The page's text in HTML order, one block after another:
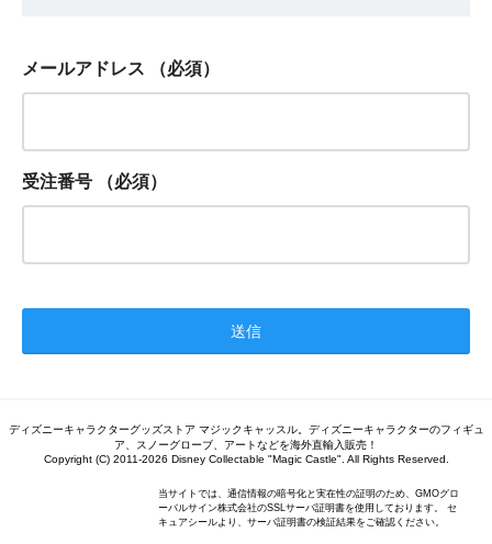
メールアドレス （必須）
受注番号 （必須）
ディズニーキャラクターグッズストア マジックキャッスル。ディズニーキャラクターのフィギュ
ア、スノーグローブ、アートなどを海外直輸入販売！
Copyright (C) 2011-2026 Disney Collectable "Magic Castle". All Rights Reserved.
当サイトでは、通信情報の暗号化と実在性の証明のため、GMOグロ
ーバルサイン株式会社のSSLサーバ証明書を使用しております。 セ
キュアシールより、サーバ証明書の検証結果をご確認ください。